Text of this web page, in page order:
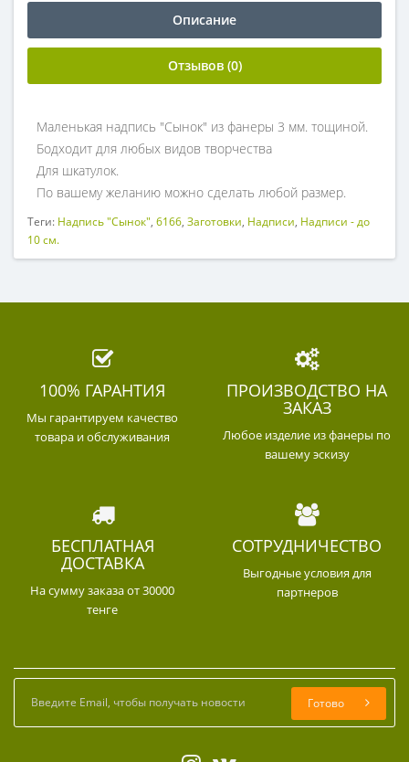
Описание
Отзывов (0)
Маленькая надпись "Сынок" из фанеры 3 мм. тощиной.
Бодходит для любых видов творчества
Для шкатулок.
По вашему желанию можно сделать любой размер.
Теги: Надпись "Сынок", 6166, Заготовки, Надписи, Надписи - до
10 см.
100% ГАРАНТИЯ
Мы гарантируем качество
товара и обслуживания
ПРОИЗВОДСТВО НА
ЗАКАЗ
Любое изделие из фанеры по
вашему эскизу
БЕСПЛАТНАЯ
ДОСТАВКА
На сумму заказа от 30000
тенге
СОТРУДНИЧЕСТВО
Выгодные условия для
партнеров
Готово